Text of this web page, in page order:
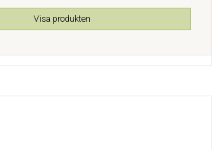
Visa produkten